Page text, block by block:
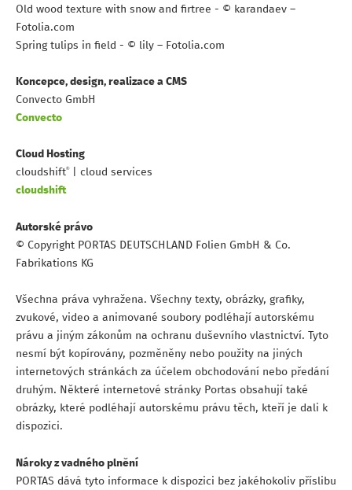
Old wood texture with snow and firtree - © karandaev –
Fotolia.com
Spring tulips in field - © lily – Fotolia.com
Koncepce, design, realizace a CMS
Convecto GmbH
Convecto
Cloud Hosting
cloudshift®| cloud services
cloudshift
Autorské právo
© Copyright PORTAS DEUTSCHLAND Folien GmbH & Co.
Fabrikations KG
Všechna práva vyhražena. Všechny texty, obrázky, grafiky,
zvukové, video a animované soubory podléhají autorskému
právu a jiným zákonům na ochranu duševního vlastnictví. Tyto
nesmí být kopírovány, pozměněny nebo použity na jiných
internetových stránkách za účelem obchodování nebo předání
druhým. Některé internetové stránky Portas obsahují také
obrázky, které podléhají autorskému právu těch, kteří je dali k
dispozici.
Nároky z vadného plnění
PORTAS dává tyto informace k dispozici bez jakéhokoliv příslibu